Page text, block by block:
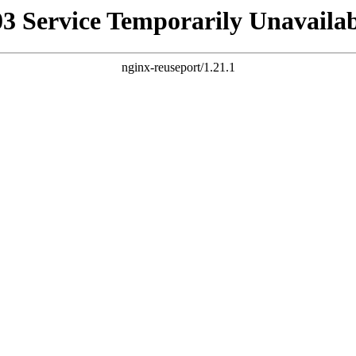
Service Temporarily
nginx-reuseport/1.21.1